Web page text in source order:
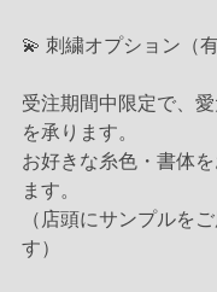
💫 刺繍オプション（有
受注期間中限定で、
を承ります。
お好きな糸色・書体
ます。
（店頭にサンプルを
す）